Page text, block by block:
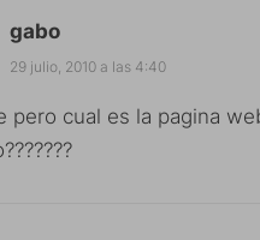
gabo
29 julio, 2010 a las 4:40
pero cual es la pagina